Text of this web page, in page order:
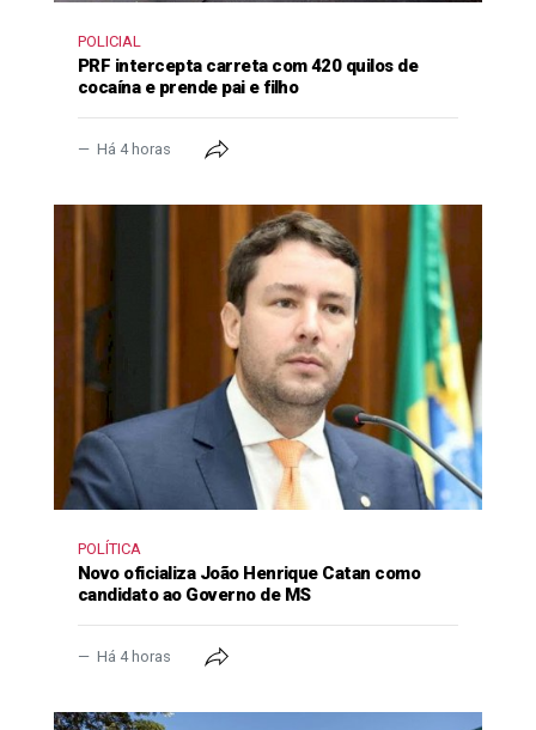
POLICIAL
PRF intercepta carreta com 420 quilos de
cocaína e prende pai e filho
Há 4 horas
POLÍTICA
Novo oficializa João Henrique Catan como
candidato ao Governo de MS
Há 4 horas